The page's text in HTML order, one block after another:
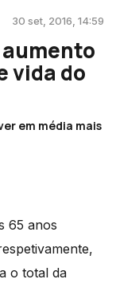
30 set, 2016, 14:59
vida do
em média mais
65 anos
o total da